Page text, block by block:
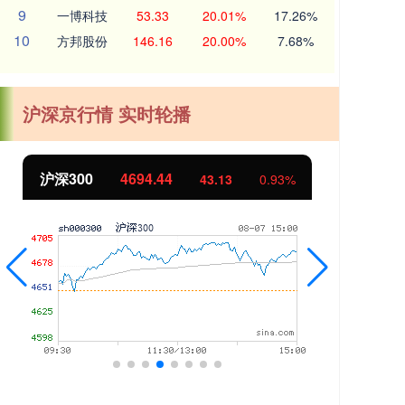
9 一博科技 53.33 20.01% 17.26%
10 方邦股份 146.16 20.00% 7.68%
沪深京行情 实时轮播
北证50 1134.24 11.37 1.01%